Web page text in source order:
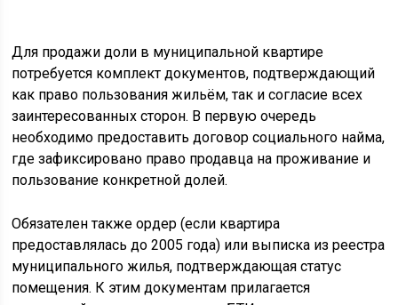
Для продажи доли в муниципальной квартире
потребуется комплект документов, подтверждающий
как право пользования жильём, так и согласие всех
заинтересованных сторон. В первую очередь
необходимо предоставить договор социального найма,
где зафиксировано право продавца на проживание и
пользование конкретной долей.
Обязателен также ордер (если квартира
предоставлялась до 2005 года) или выписка из реестра
муниципального жилья, подтверждающая статус
помещения. К этим документам прилагается